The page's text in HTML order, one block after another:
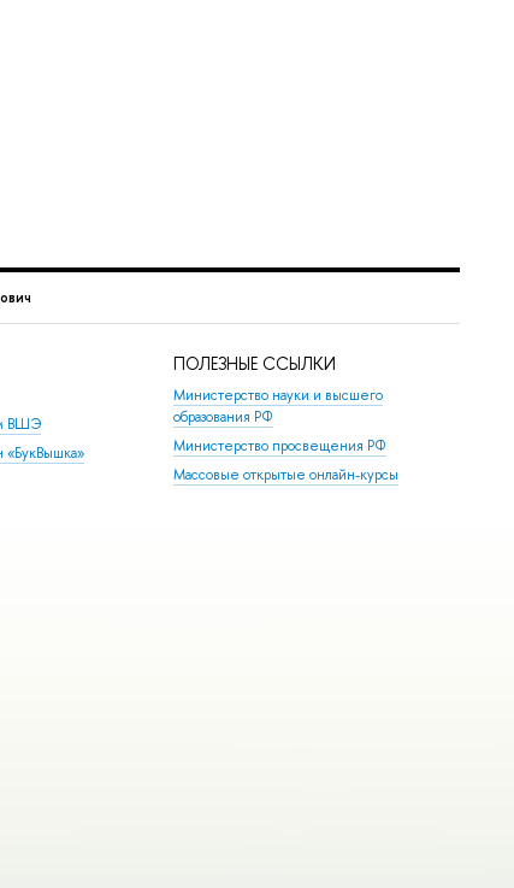
ВШЭ
«БукВышка»
ПОЛЕЗНЫЕ ССЫЛКИ
Министерство науки и высшего
образования РФ
Министерство просвещения РФ
Массовые открытые онлайн-курсы